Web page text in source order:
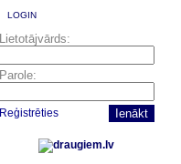
LOGIN
Lietotājvārds:
Parole:
Reģistrēties